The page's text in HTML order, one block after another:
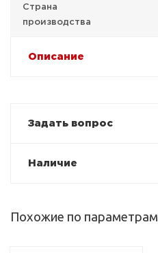
Страна
производства
Описание
Задать вопрос
Наличие
Похожие по параметрам